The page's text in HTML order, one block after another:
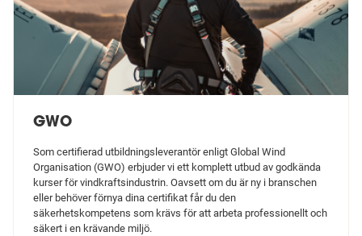
GWO
Som certifierad utbildningsleverantör enligt Global Wind
Organisation (GWO) erbjuder vi ett komplett utbud av godkända
kurser för vindkraftsindustrin. Oavsett om du är ny i branschen
eller behöver förnya dina certifikat får du den
säkerhetskompetens som krävs för att arbeta professionellt och
säkert i en krävande miljö.